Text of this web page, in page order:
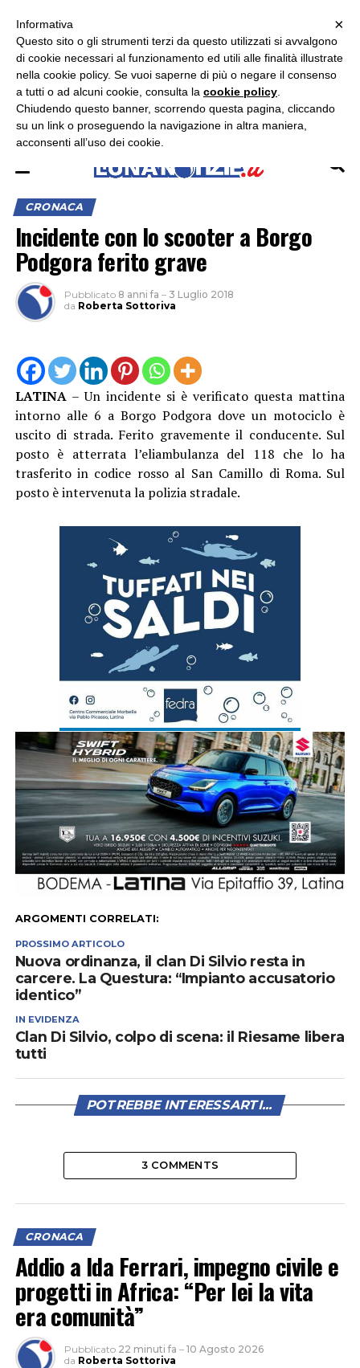
ASCOLTA RADIO LUNA
CRONACA
Incidente con lo scooter a Borgo
Podgora ferito grave
Pubblicato 8 anni fa – 3 Luglio 2018
da Roberta Sottoriva
LATINA– Un incidente si è verificato questa mattina
intorno alle 6 a Borgo Podgora dove un motociclo è
uscito di strada. Ferito gravemente il conducente. Sul
posto è atterrata l’eliambulanza del 118 che lo ha
trasferito in codice rosso al San Camillo di Roma. Sul
posto è intervenuta la polizia stradale.
ARGOMENTI CORRELATI:
PROSSIMO ARTICOLO
Nuova ordinanza, il clan Di Silvio resta in
carcere. La Questura: “Impianto accusatorio
identico”
IN EVIDENZA
Clan Di Silvio, colpo di scena: il Riesame libera
tutti
POTREBBE INTERESSARTI...
3 COMMENTS
CRONACA
Addio a Ida Ferrari, impegno civile e
progetti in Africa: “Per lei la vita
era comunità”
Pubblicato 22 minuti fa – 10 Agosto 2026
da Roberta Sottoriva
×
×
Informativa
Questo sito o gli strumenti terzi da questo utilizzati si avvalgono
di cookie necessari al funzionamento ed utili alle finalità illustrate
nella cookie policy. Se vuoi saperne di più o negare il consenso
a tutti o ad alcuni cookie, consulta la cookie policy
Chiudendo questo banner, scorrendo questa pagina, cliccando
su un link o proseguendo la navigazione in altra maniera,
acconsenti all’uso dei cookie.